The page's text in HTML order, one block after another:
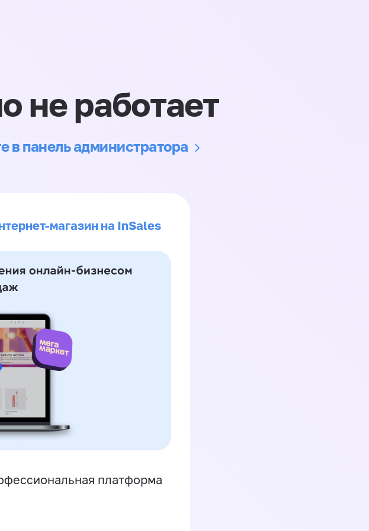
не работает
в панель администратора
магазин на InSales
платформа